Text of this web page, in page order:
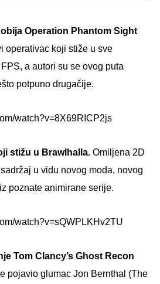
Operation Phantom Sight
operativac koji stiže u sve
a autori su se ovog puta
potpuno drugačije.
watch?v=8X69RICP2js
stižu u Brawlhalla. Omiljena 2D
u vidu novog moda, novog
poznate animirane serije.
watch?v=sQWPLKHv2TU
Tom Clancy’s Ghost Recon
pojavio glumac Jon Bernthal (The